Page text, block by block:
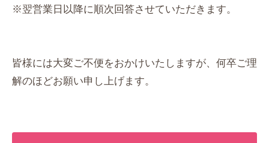
※翌営業日以降に順次回答させていただきます。
皆様には大変ご不便をおかけいたしますが、何卒ご理
解のほどお願い申し上げます。